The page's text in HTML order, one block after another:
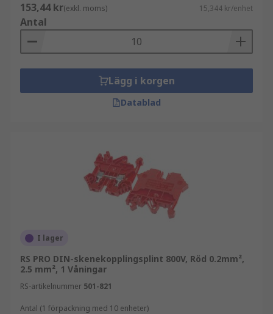
153,44 kr(exkl. moms) 15,344 kr/enhet
Antal
Lägg i korgen
Datablad
I lager
RS PRO DIN-skenekopplingsplint 800V, Röd 0.2mm²,
2.5 mm², 1 Våningar
RS-artikelnummer 501-821
Antal (1 förpackning med 10 enheter)